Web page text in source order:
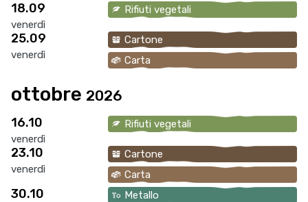
18.09
venerdì
Rifiuti vegetali
25.09
venerdì
Cartone
Carta
ottobre 2026
16.10
venerdì
Rifiuti vegetali
23.10
venerdì
Cartone
Carta
30.10 Metallo